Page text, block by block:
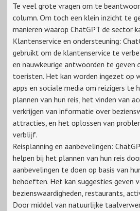
Te veel grote vragen om te
column. Om toch een klein inzicht te
manieren waarop ChatGPT de sector
Klantenservice en ondersteuning:
gebruikt om de klantenservice te
en nauwkeurige antwoorden te geven
toeristen. Het kan worden ingezet op
apps en sociale media om reizigers te
plannen van hun reis, het vinden van
verkrijgen van informatie over
attracties, en het oplossen van
verblijf.
Reisplanning en aanbevelingen:
helpen bij het plannen van hun reis
aanbevelingen te doen op basis van
behoeften. Het kan suggesties geven
bezienswaardigheden, restaurants,
Door middel van natuurlijke